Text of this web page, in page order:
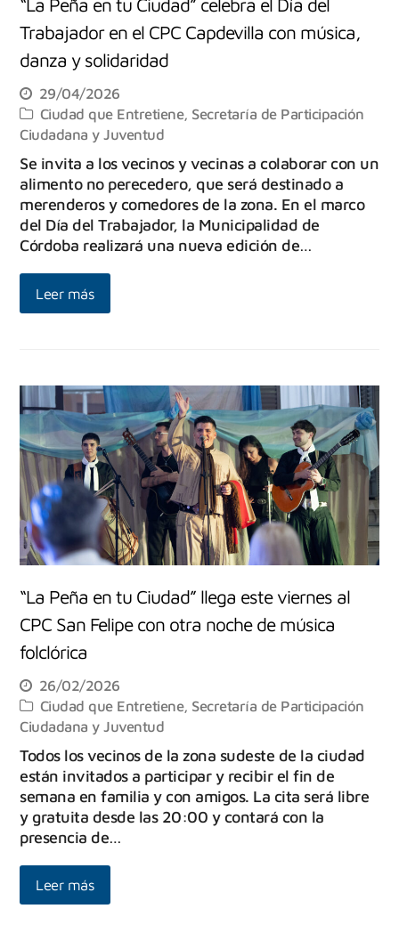
“La Peña en tu Ciudad” celebra el Día del
Trabajador en el CPC Capdevilla con música,
danza y solidaridad
29/04/2026
Ciudad que Entretiene, Secretaría de Participación
Ciudadana y Juventud
Se invita a los vecinos y vecinas a colaborar con un
alimento no perecedero, que será destinado a
merenderos y comedores de la zona. En el marco
del Día del Trabajador, la Municipalidad de
Córdoba realizará una nueva edición de…
Leer más
“La Peña en tu Ciudad” llega este viernes al
CPC San Felipe con otra noche de música
folclórica
26/02/2026
Ciudad que Entretiene, Secretaría de Participación
Ciudadana y Juventud
Todos los vecinos de la zona sudeste de la ciudad
están invitados a participar y recibir el fin de
semana en familia y con amigos. La cita será libre
y gratuita desde las 20:00 y contará con la
presencia de…
Leer más